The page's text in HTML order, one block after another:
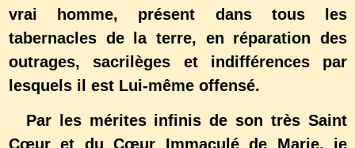
vrai homme, présent dans tous les
tabernacles de la terre, en réparation des
outrages, sacrilèges et indifférences par
lesquels il est Lui-même offensé.
Par les mérites infinis de son très Saint
Cœur et du Cœur Immaculé de Marie, je